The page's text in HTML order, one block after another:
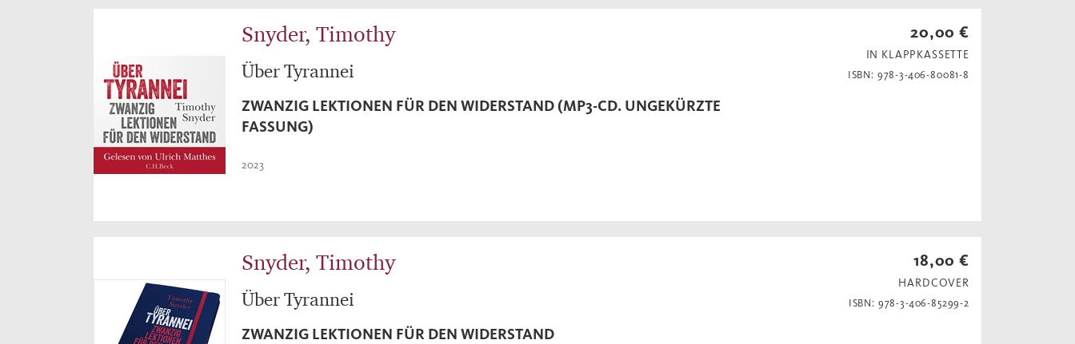
Snyder, Timothy
Über Tyrannei
ZWANZIG LEKTIONEN FÜR DEN WIDERSTAND (MP3-CD. UNGEKÜRZTE
FASSUNG)
2023
20,00 €
IN KLAPPKASSETTE
ISBN: 978-3-406-80081-8
Snyder, Timothy
Über Tyrannei
ZWANZIG LEKTIONEN FÜR DEN WIDERSTAND
18,00 €
HARDCOVER
ISBN: 978-3-406-85299-2